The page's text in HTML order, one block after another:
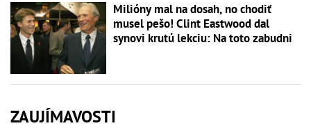
Milióny mal na dosah, no chodiť
musel pešo! Clint Eastwood dal
synovi krutú lekciu: Na toto zabudni
ZAUJÍMAVOSTI